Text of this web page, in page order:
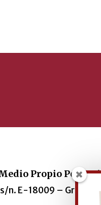
Propio
n. E-18009 –